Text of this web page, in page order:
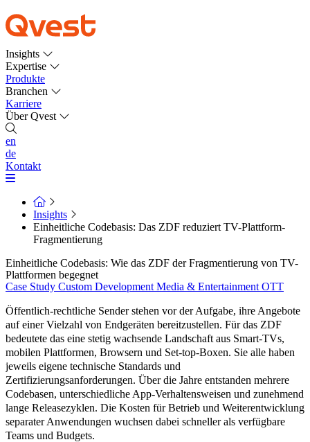
Insights
Expertise
Produkte
Branchen
Karriere
Über Qvest
en
de
Kontakt
Insights
Einheitliche Codebasis: Das ZDF reduziert TV-Plattform-
Fragmentierung
Einheitliche Codebasis: Wie das ZDF der Fragmentierung von TV-
Plattformen begegnet
Case Study Custom Development Media & Entertainment OTT
Öffentlich-rechtliche Sender stehen vor der Aufgabe, ihre Angebote
auf einer Vielzahl von Endgeräten bereitzustellen. Für das ZDF
bedeutete das eine stetig wachsende Landschaft aus Smart-TVs,
mobilen Plattformen, Browsern und Set-top-Boxen. Sie alle haben
jeweils eigene technische Standards und
Zertifizierungsanforderungen. Über die Jahre entstanden mehrere
Codebasen, unterschiedliche App-Verhaltensweisen und zunehmend
lange Releasezyklen. Die Kosten für Betrieb und Weiterentwicklung
separater Anwendungen wuchsen dabei schneller als verfügbare
Teams und Budgets.